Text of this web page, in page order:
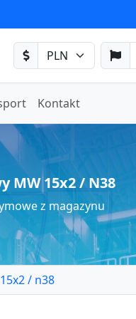
Kontakt
MW 15x2 / N38
z magazynu
/ n38